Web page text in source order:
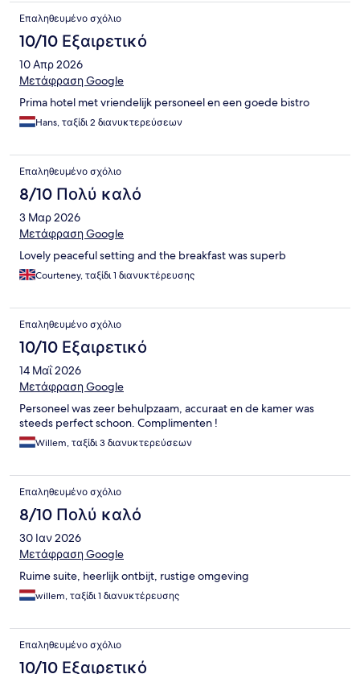
Επαληθευμένο σχόλιο
10/10 Εξαιρετικό
10 Απρ 2026
Μετάφραση Google
Prima hotel met vriendelijk personeel en een goede bistro
Hans, ταξίδι 2 διανυκτερεύσεων
Επαληθευμένο σχόλιο
8/10 Πολύ καλό
3 Μαρ 2026
Μετάφραση Google
Lovely peaceful setting and the breakfast was superb
Courteney, ταξίδι 1 διανυκτέρευσης
Επαληθευμένο σχόλιο
10/10 Εξαιρετικό
14 Μαΐ 2026
Μετάφραση Google
Personeel was zeer behulpzaam, accuraat en de kamer was
steeds perfect schoon. Complimenten !
Willem, ταξίδι 3 διανυκτερεύσεων
Επαληθευμένο σχόλιο
8/10 Πολύ καλό
30 Ιαν 2026
Μετάφραση Google
Ruime suite, heerlijk ontbijt, rustige omgeving
willem, ταξίδι 1 διανυκτέρευσης
Επαληθευμένο σχόλιο
10/10 Εξαιρετικό